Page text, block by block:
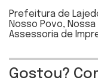
Prefeitura de
Nosso Povo, Nossa
Assessoria de
Gostou?